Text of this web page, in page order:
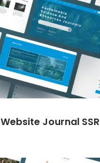
Website Journal SSR